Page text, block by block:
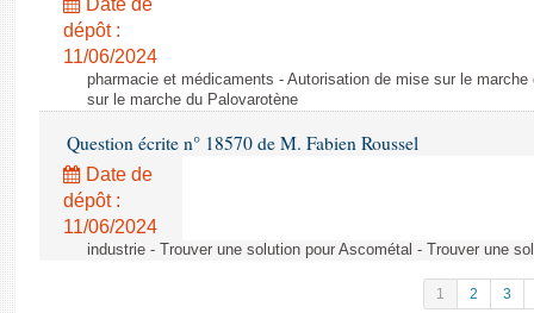
Date de
dépôt :
11/06/2024
pharmacie et médicaments - Autorisation de mise sur le
sur le marche du Palovarotène
Question écrite n° 18570 de M. Fabien Roussel
Date de
dépôt :
11/06/2024
industrie - Trouver une solution pour Ascométal - Trouver une
1 2 3